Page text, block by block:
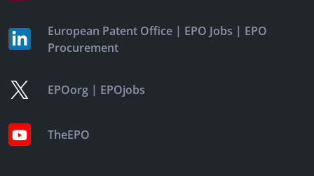
European Patent Office | EPO Jobs | EPO
Procurement
EPOorg | EPOjobs
TheEPO